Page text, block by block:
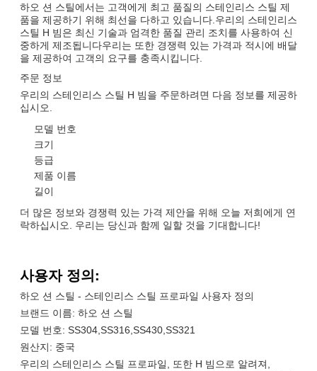
하오 션 스틸에서는 고객에게 최고 품질의 스테인리스 스틸 제
품을 제공하기 위해 최선을 다하고 있습니다.우리의 스테인리스
스틸 H 빔은 최신 기술과 엄격한 품질 관리 조치를 사용하여 신
중하게 제조됩니다우리는 또한 경쟁력 있는 가격과 적시에 배달
을 제공하여 고객의 요구를 충족시킵니다.
주문 정보
우리의 스테인리스 스틸 H 빔을 주문하려면 다음 정보를 제공하
십시오.
모델 번호
크기
등급
제품 이름
길이
더 많은 정보와 경쟁력 있는 가격 제안을 위해 오늘 저희에게 연
락하십시오. 우리는 당신과 함께 일할 것을 기대합니다!
사용자 정의:
하오 션 스틸 - 스테인리스 스틸 프로파일 사용자 정의
브랜드 이름: 하오 션 스틸
모델 번호: SS304,SS316,SS430,SS321
원산지: 중국
우리의 스테인리스 스틸 프로파일, 또한 H 빔으로 알려져,